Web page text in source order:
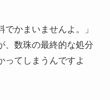
かまいませんよ。」
、数珠の最終的な処分
ってしまうんですよ